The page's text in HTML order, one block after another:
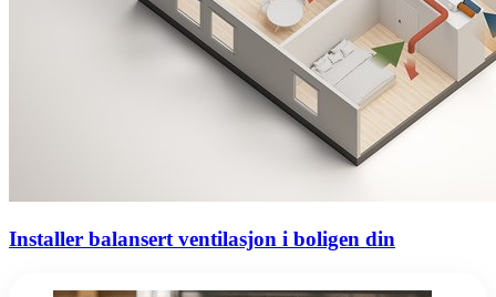
Installer balansert ventilasjon i boligen din